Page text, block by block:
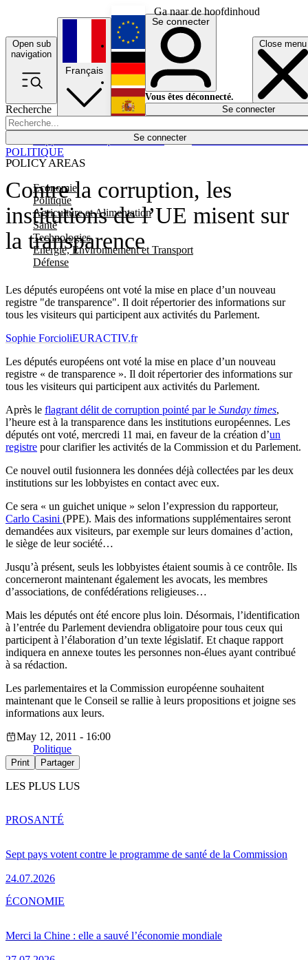
Ga naar de hoofdinhoud
Open sub
navigation
Close menu
Recherche
Se connecter
POLICY AREAS
Economie
Politique
Agriculture et Alimentation
Santé
Technologies
Energie, Environnement et Transport
Défense
Économie
Français
English
Deutsch
Español
Se connecter
Vous êtes déconnecté.
Se connecter
Contre la corruption, les
institutions de l’UE misent sur
la transparence
Les députés européens ont voté la mise en place d’un nouveau
registre "de transparence". Il doit répertorier des informations sur
tous les visiteurs qui participent aux activités du Parlement.
POLITIQUE
Sophie ForcioliEURACTIV.fr
Les députés européens ont voté la mise en place d’un nouveau
registre « de transparence ». Il doit répertorier des informations sur
tous les visiteurs qui participent aux activités du Parlement.
Après le flagrant délit de corruption pointé par le Sunday times,
l’heure est à la transparence dans les institutions européennes. Les
députés ont voté, mercredi 11 mai, en faveur de la création d’un
registre pour clarifier les activités de la Commission et du Parlement.
Ce nouvel outil fusionnera les données déjà collectées par les deux
institutions sur les lobbyistes en contact avec eux.
Ce sera « un guichet unique » selon l’expression du rapporteur,
Carlo Casini (PPE). Mais des informations supplémentaires seront
demandées aux visiteurs, par exemple sur leurs domaines d’action,
le siège de leur société…
Jusqu’à présent, seuls les lobbyistes étaient soumis à ce contrôle. Ils
concerneront maintenant également les avocats, les membres
d’associations, de confédérations religieuses…
Mais les députés ont été encore plus loin. Désormais, l’identification
à l’entrée du Parlement deviendra obligatoire pour tous ceux qui
participent à l’élaboration d’un texte législatif. Et chaque rapport
indiquera en annexe toutes les personnes non-élues ayant contribué
à sa rédaction.
Les parlementaires et la Commission européenne souhaitent
maintenant que le Conseil se rallie à leurs propositions et joigne ses
informations aux leurs.
May 12, 2011 - 16:00
Politique
Print Partager
LES PLUS LUS
Sept pays votent contre le programme de santé de la Commission
24.07.2026
PROSANTÉ
Merci la Chine : elle a sauvé l’économie mondiale
ÉCONOMIE